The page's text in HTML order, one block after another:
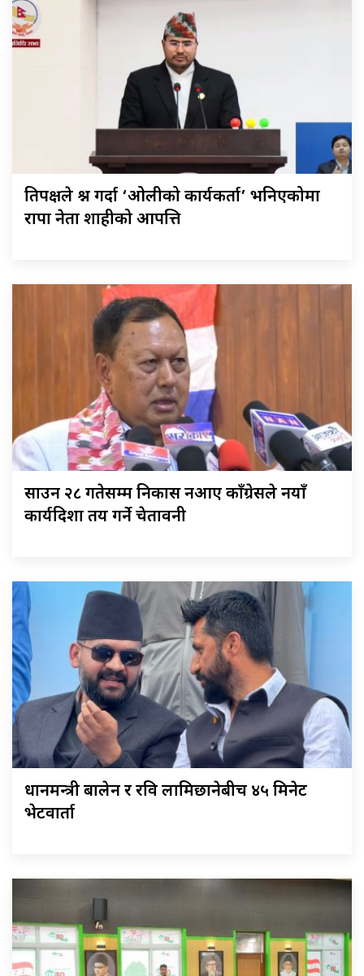
प्रतिपक्षले प्रश्न गर्दा ‘ओलीको कार्यकर्ता’ भनिएकोमा
राप्रपा नेता शाहीको आपत्ति
साउन २८ गतेसम्म निकास नआए काँग्रेसले नयाँ
कार्यदिशा तय गर्ने चेतावनी
प्रधानमन्त्री बालेन र रवि लामिछानेबीच ४५ मिनेट
भेटवार्ता